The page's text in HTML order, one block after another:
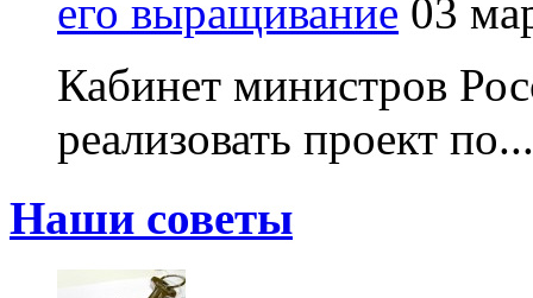
его выращивание 03
Кабинет министров
реализовать проект по...
Наши советы